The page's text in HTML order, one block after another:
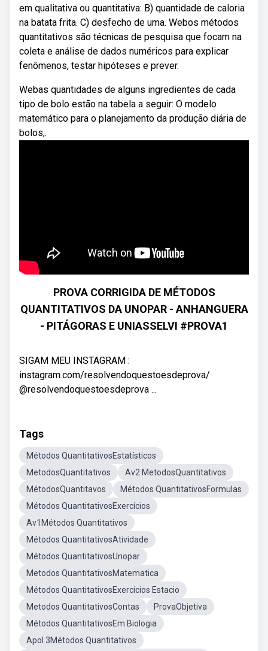
em qualitativa ou quantitativa: B) quantidade de caloria
na batata frita. C) desfecho de uma. Webos métodos
quantitativos são técnicas de pesquisa que focam na
coleta e análise de dados numéricos para explicar
fenômenos, testar hipóteses e prever.
Webas quantidades de alguns ingredientes de cada
tipo de bolo estão na tabela a seguir: O modelo
matemático para o planejamento da produção diária de
bolos,.
PROVA CORRIGIDA DE MÉTODOS
QUANTITATIVOS DA UNOPAR - ANHANGUERA
- PITÁGORAS E UNIASSELVI #PROVA1
SIGAM MEU INSTAGRAM :
instagram.com/resolvendoquestoesdeprova/
@resolvendoquestoesdeprova ...
Tags
Métodos QuantitativosEstatísticos
MetodosQuantitativos
Av2 MetodosQuantitativos
MétodosQuantitavos
Métodos QuantitativosFormulas
Métodos QuantitativosExercícios
Av1Métodos Quantitativos
Métodos QuantitativosAtividade
Métodos QuantitativosUnopar
Metodos QuantitativosMatematica
Métodos QuantitativosExercícios Estacio
Metodos QuantitativosContas
ProvaObjetiva
Métodos QuantitativosEm Biologia
Apol 3Métodos Quantitativos